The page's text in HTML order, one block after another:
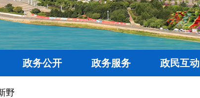
政务公开 政务服务 政民互动
野